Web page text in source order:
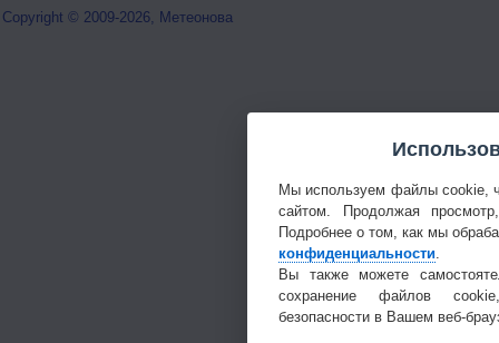
Copyright © 2009-2026, Метеонова
Мы используем файлы cookie,
сайтом. Продолжая
Подробнее о том, как мы
конфиденциальности
Вы также можете
сохранение файлов
безопасности в Вашем веб-